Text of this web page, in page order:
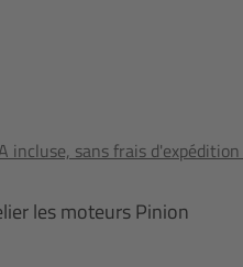
incluse, sans frais
les moteurs Pinion